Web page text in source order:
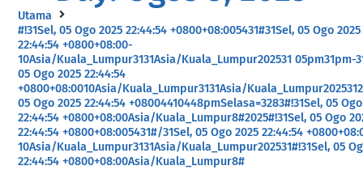
Utama
#!31Sel, 05 Ogo 2025 22:44:54 +0800+08:005431#31Sel, 05 Ogo 2025
22:44:54 +0800+08:00-
10Asia/Kuala_Lumpur3131Asia/Kuala_Lumpur202531 05pm31pm-
05 Ogo 2025 22:44:54
+0800+08:0010Asia/Kuala_Lumpur3131Asia/
05 Ogo 2025 22:44:54 +08004410448pmSelasa=3283#!31Sel, 05
22:44:54 +0800+08:00Asia/Kuala_Lumpur8#2025#!31Sel, 05 Ogo
22:44:54 +0800+08:005431#/31Sel, 05 Ogo 2025 22:44:54
10Asia/Kuala_Lumpur3131Asia/Kuala_Lumpur202531#!31Sel, 05
22:44:54 +0800+08:00Asia/Kuala_Lumpur8#